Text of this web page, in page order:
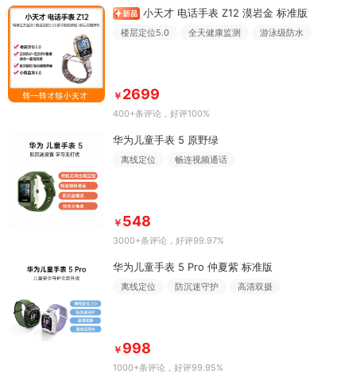
小天才 电话手表 Z12 漠岩金 标准版
楼层定位5.0 全天健康监测 游泳级防水
￥ 2699
400+条评论 ，好评100%
华为儿童手表 5 原野绿
离线定位 畅连视频通话
￥ 548
3000+条评论 ，好评99.97%
华为儿童手表 5 Pro 仲夏紫 标准版
离线定位 防沉迷守护 高清双摄
￥ 998
1000+条评论 ，好评99.95%